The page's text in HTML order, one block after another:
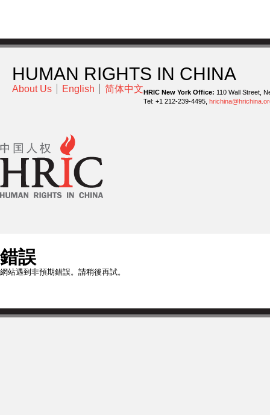
HUMAN RIGHTS IN CHINA
About Us English 简体中文HRIC New York Office: 110 Wall Street,
Tel: +1 212-239-4495,
錯誤
網站遇到非預期錯誤。請稍後再試。